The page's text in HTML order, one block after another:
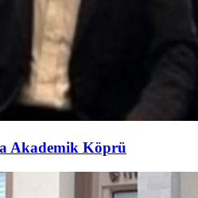
Akademik Köprü